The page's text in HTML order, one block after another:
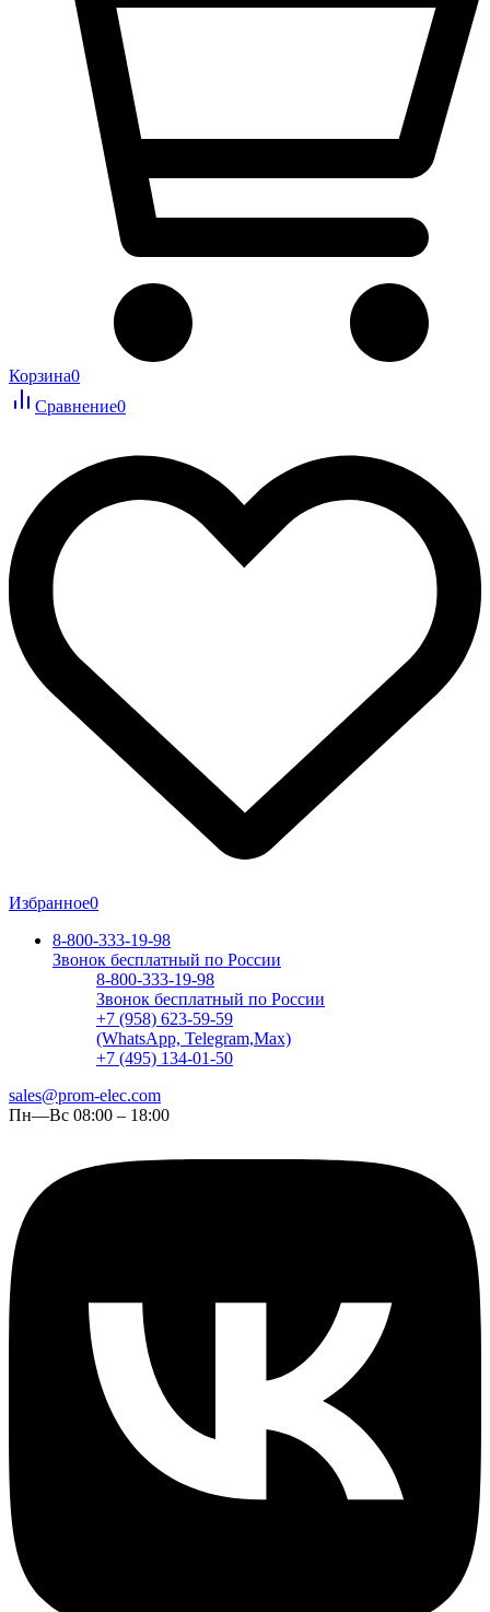
Корзина0
Сравнение0
Избранное0
8-800-333-19-98
Звонок бесплатный по России
8-800-333-19-98
Звонок бесплатный по России
+7 (958) 623-59-59
(WhatsApp, Telegram,Max)
+7 (495) 134-01-50
sales@prom-elec.com
Пн—Вс 08:00 – 18:00